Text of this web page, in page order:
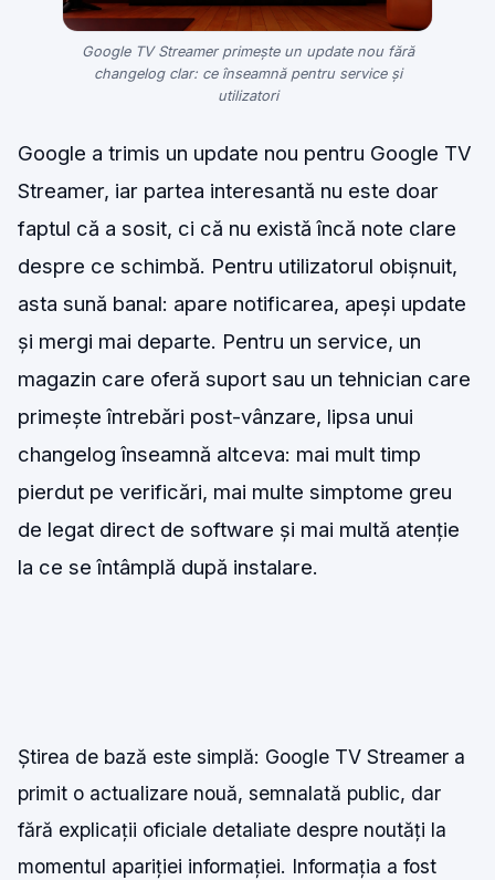
Google TV Streamer primește un update nou fără
changelog clar: ce înseamnă pentru service și
utilizatori
Google a trimis un update nou pentru Google TV
Streamer, iar partea interesantă nu este doar
faptul că a sosit, ci că nu există încă note clare
despre ce schimbă. Pentru utilizatorul obișnuit,
asta sună banal: apare notificarea, apeși update
și mergi mai departe. Pentru un service, un
magazin care oferă suport sau un tehnician care
primește întrebări post-vânzare, lipsa unui
changelog înseamnă altceva: mai mult timp
pierdut pe verificări, mai multe simptome greu
de legat direct de software și mai multă atenție
la ce se întâmplă după instalare.
Știrea de bază este simplă: Google TV Streamer a
primit o actualizare nouă, semnalată public, dar
fără explicații oficiale detaliate despre noutăți la
momentul apariției informației. Informația a fost